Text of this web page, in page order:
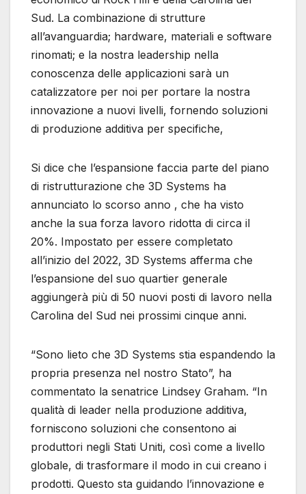
Sud. La combinazione di strutture
all’avanguardia; hardware, materiali e software
rinomati; e la nostra leadership nella
conoscenza delle applicazioni sarà un
catalizzatore per noi per portare la nostra
innovazione a nuovi livelli, fornendo soluzioni
di produzione additiva per specifiche,
Si dice che l’espansione faccia parte del piano
di ristrutturazione che 3D Systems ha
annunciato lo scorso anno , che ha visto
anche la sua forza lavoro ridotta di circa il
20%. Impostato per essere completato
all’inizio del 2022, 3D Systems afferma che
l’espansione del suo quartier generale
aggiungerà più di 50 nuovi posti di lavoro nella
Carolina del Sud nei prossimi cinque anni.
“Sono lieto che 3D Systems stia espandendo la
propria presenza nel nostro Stato”, ha
commentato la senatrice Lindsey Graham. “In
qualità di leader nella produzione additiva,
forniscono soluzioni che consentono ai
produttori negli Stati Uniti, così come a livello
globale, di trasformare il modo in cui creano i
prodotti. Questo sta guidando l’innovazione e